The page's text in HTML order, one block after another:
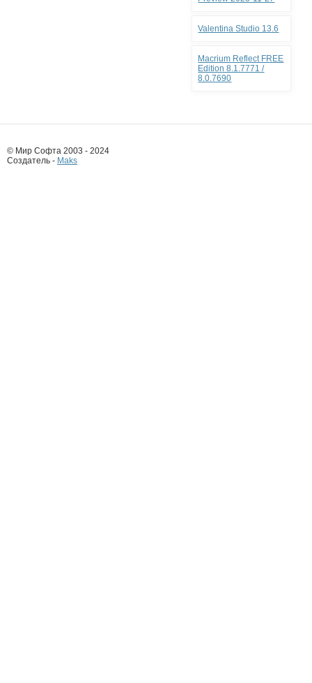
Valentina Studio 13.6
Macrium Reflect FREE
Edition 8.1.7771 /
8.0.7690
© Мир Софта 2003 - 2024
Создатель - Maks